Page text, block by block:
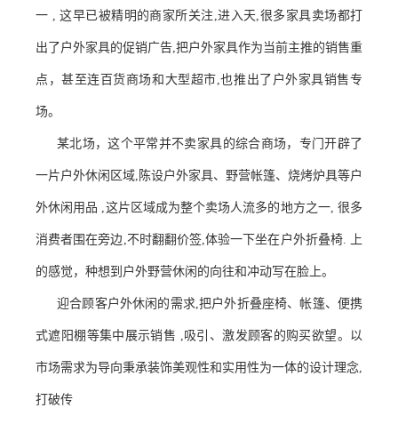
一 , 这早已被精明的商家所关注,进入天,很多家具卖场都打
出了户外家具的促销广告,把户外家具作为当前主推的销售重
点，甚至连百货商场和大型超市,也推出了户外家具销售专
场。
某北场，这个平常并不卖家具的综合商场，专门开辟了
一片户外休闲区域,陈设户外家具、野营帐篷、烧烤炉具等户
外休闲用品 ,这片区域成为整个卖场人流多的地方之一, 很多
消费者围在旁边,不时翻翻价签,体验一下坐在户外折叠椅. 上
的感觉，种想到户外野营休闲的向往和冲动写在脸上。
迎合顾客户外休闲的需求,把户外折叠座椅、帐篷、便携
式遮阳棚等集中展示销售 ,吸引、激发顾客的购买欲望。以
市场需求为导向秉承装饰美观性和实用性为一体的设计理念,
打破传